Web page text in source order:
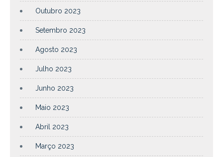
Outubro 2023
Setembro 2023
Agosto 2023
Julho 2023
Junho 2023
Maio 2023
Abril 2023
Março 2023